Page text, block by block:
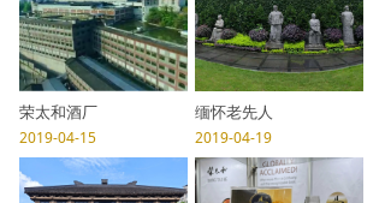
荣太和酒厂
2019-04-15
缅怀老先人
2019-04-19